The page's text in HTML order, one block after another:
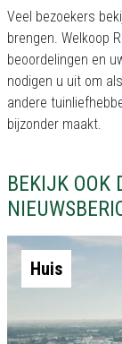
Veel bezoekers
brengen. Welkoop
beoordelingen en
nodigen u uit om
andere
bijzonder maakt.
BEKIJK OOK
Huis